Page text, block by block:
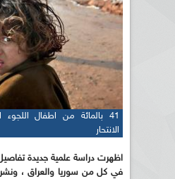
41 بالمائة من اطفال
الانتحار
اظهرت دراسة علمية جديدة
في كل من سوريا والعراق ،